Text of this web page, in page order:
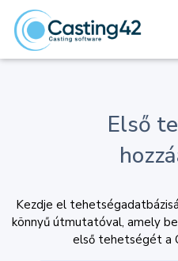
Első
Kezdje el
könnyű útmutatóval, amely
első tehetségét a